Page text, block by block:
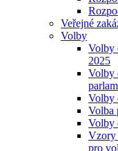
Veřejné
Volby
Volby
2025
Volby
Volby
Volba
Volby
Vzory
pro